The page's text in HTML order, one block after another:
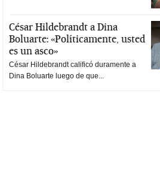
César Hildebrandt a Dina
Boluarte: «Políticamente, usted
es un asco»
César Hildebrandt calificó duramente a
Dina Boluarte luego de que...